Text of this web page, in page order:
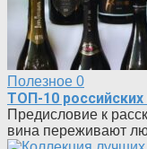
Полезное 0
ТОП-10 российских
Предисловие к
вина переживают